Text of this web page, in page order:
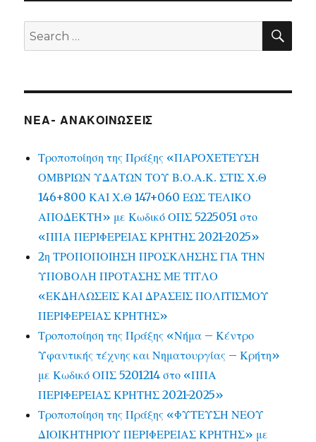
Search
for:
ΝΕΑ- ΑΝΑΚΟΙΝΩΣΕΙΣ
Τροποποίηση της Πράξης «ΠΑΡΟΧΕΤΕΥΣΗ
ΟΜΒΡΙΩΝ ΥΔΑΤΩΝ ΤΟΥ Β.Ο.Α.Κ. ΣΤΙΣ Χ.Θ
146+800 ΚΑΙ Χ.Θ 147+060 ΕΩΣ ΤΕΛΙΚΟ
ΑΠΟΔΕΚΤΗ» με Κωδικό ΟΠΣ 5225051 στο
«ΠΠΑ ΠΕΡΙΦΕΡΕΙΑΣ ΚΡΗΤΗΣ 2021-2025»
2η ΤΡΟΠΟΠΟΙΗΣΗ ΠΡΟΣΚΛΗΣΗΣ ΓΙΑ ΤΗΝ
ΥΠΟΒΟΛΗ ΠΡΟΤΑΣΗΣ ΜΕ ΤΙΤΛΟ
«ΕΚΔΗΛΩΣΕΙΣ ΚΑΙ ΔΡΑΣΕΙΣ ΠΟΛΙΤΙΣΜΟΥ
ΠΕΡΙΦΕΡΕΙΑΣ ΚΡΗΤΗΣ»
Τροποποίηση της Πράξης «Νήμα – Κέντρο
Υφαντικής τέχνης και Νηματουργίας – Κρήτη»
με Κωδικό ΟΠΣ 5201214 στο «ΠΠΑ
ΠΕΡΙΦΕΡΕΙΑΣ ΚΡΗΤΗΣ 2021-2025»
Τροποποίηση της Πράξης «ΦΥΤΕΥΣΗ ΝΕΟΥ
ΔΙΟΙΚΗΤΗΡΙΟΥ ΠΕΡΙΦΕΡΕΙΑΣ ΚΡΗΤΗΣ» με